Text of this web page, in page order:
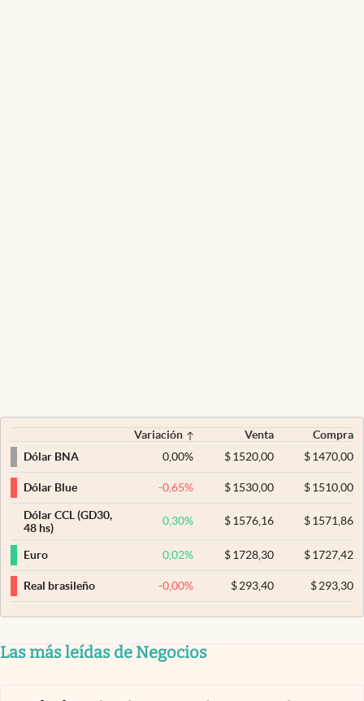
Variación Venta
Compra
Dólar BNA
0,00% $ 1520,00 $1470,00
Dólar Blue -0,65% $ 1530,00 $1510,00
Dólar CCL (GD30,
48 hs)
0,30% $ 1576,16 $1571,86
Euro 0,02% $ 1728,30 $1727,42
Real brasileño -0,00% $ 293,40 $293,30
Las más leídas de Negocios